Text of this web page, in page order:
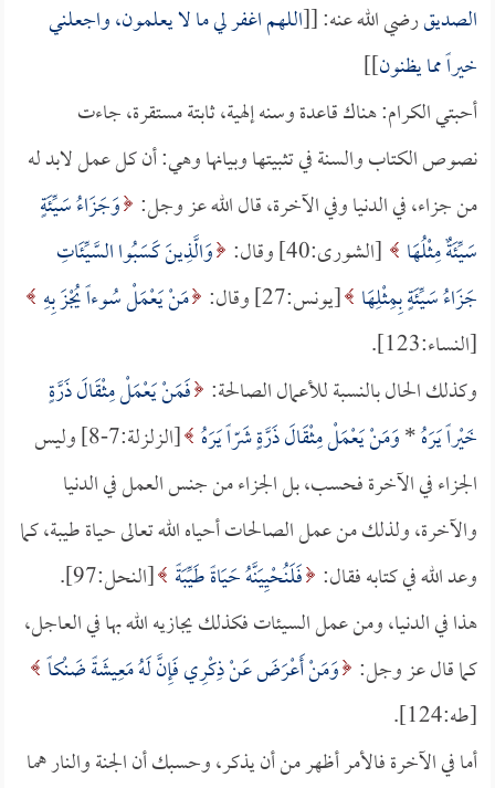
الصديقرضي الله عنه: [[اللهم اغفر لي ما لا يعلمون، واجعلني
خيراً مما يظنون]]
أحبتي الكرام: هناك قاعدة وسنه إلهية، ثابتة مستقرة، جاءت
نصوص الكتاب والسنة في تثبيتها وبيانها وهي: أن كل عمل لابد له
من جزاء، في الدنيا وفي الآخرة، قال الله عز وجل: وَجَزَاءُ سَيِّئَةٍ
سَيِّئَةٌ مِثْلُهَا
[الشورى:40] وقال:
وَالَّذِينَ كَسَبُوا السَّيِّئَاتِ
جَزَاءُ سَيِّئَةٍ بِمِثْلِهَا [يونس:27] وقال:
مَنْ يَعْمَلْ سُوءاً يُجْزَ بِهِ
[النساء:123].
وكذلك الحال بالنسبة للأعمال الصالحة: فَمَنْ يَعْمَلْ مِثْقَالَ ذَرَّةٍ
خَيْراً يَرَهُ*وَمَنْ يَعْمَلْ مِثْقَالَ ذَرَّةٍ شَرّاً يَرَهُ
[الزلزلة:7-8] وليس
الجزاء في الآخرة فحسب، بل الجزاء من جنس العمل في الدنيا
والآخرة، ولذلك من عمل الصالحات أحياه الله تعالى حياة طيبة، كما
وعد الله في كتابه فقال: فَلَنُحْيِيَنَّهُ حَيَاةً طَيِّبَةً [النحل:97].
هذا في الدنيا، ومن عمل السيئات فكذلك يجازيه الله بها في العاجل،
كما قال عز وجل: وَمَنْ أَعْرَضَ عَنْ ذِكْرِي فَإِنَّ لَهُ مَعِيشَةً ضَنْكاً
[طه:124].
أما في الآخرة فالأمر أظهر من أن يذكر، وحسبك أن الجنة والنار هما